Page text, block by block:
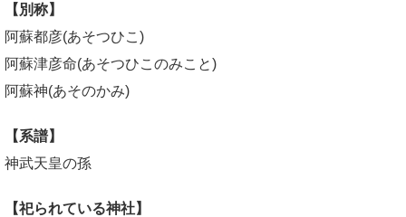
【別称】
阿蘇都彦(あそつひこ)
阿蘇津彦命(あそつひこのみこと)
阿蘇神(あそのかみ)
【系譜】
神武天皇の孫
【祀られている神社】